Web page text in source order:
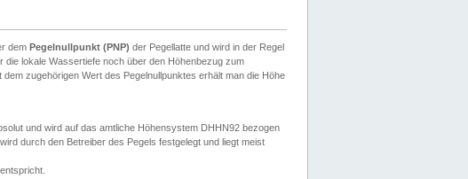
dem Pegelnullpunkt (PNP) der Pegellatte und wird in der Regel
lokale Wassertiefe noch über den Höhenbezug zum
zugehörigen Wert des Pegelnullpunktes erhält man die Höhe
und wird auf das amtliche Höhensystem DHHN92 bezogen
durch den Betreiber des Pegels festgelegt und liegt meist